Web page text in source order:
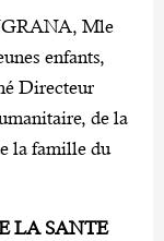
Mle
enfants,
Directeur
de la
la famille du
LA SANTE